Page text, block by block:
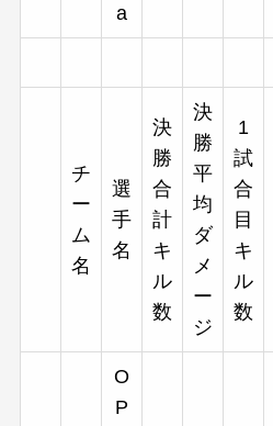
a
チ
ー
ム
名
選
手
名
決
勝
合
計
キ
ル
数
決
勝
平
均
ダ
メ
ー
ジ
1
試
合
目
キ
ル
数
O
P